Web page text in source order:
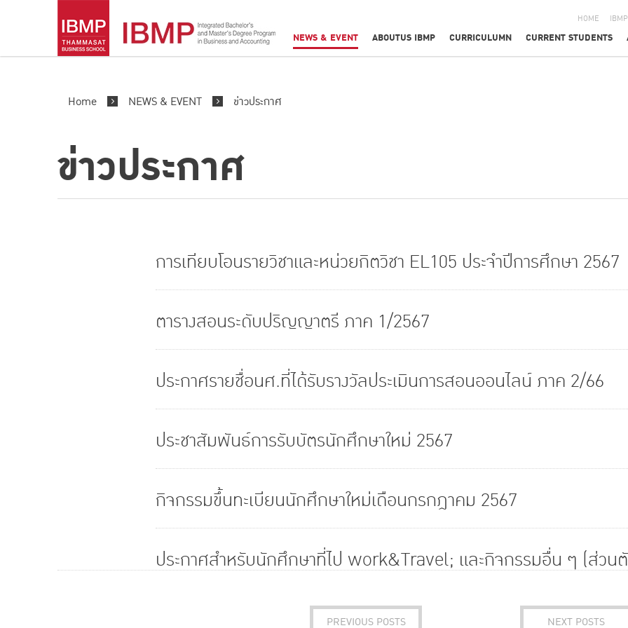
HOME
NEWS & EVENT ABOUTUS IBMP CURRICULUMN CURRENT STUDENTS
Home NEWS & EVENT ข่าวประกาศ
ข่าวประกาศ
การเทียบโอนรายวิชาและหน่วยกิตวิชา EL105 ประจำปีการศึกษา 2567
ตารางสอนระดับปริญญาตรี ภาค 1/2567
ประกาศรายชื่อนศ.ที่ได้รับรางวัลประเมินการสอนออนไลน์ ภาค 2/66
ประชาสัมพันธ์การรับบัตรนักศึกษาใหม่ 2567
กิจกรรมขึ้นทะเบียนนักศึกษาใหม่เดือนกรกฎาคม 2567
ประกาศสำหรับนักศึกษาที่ไป work&Travel; และกิจกรรมอื่น ๆ (ส่วน
PREVIOUS POSTS NEXT POSTS